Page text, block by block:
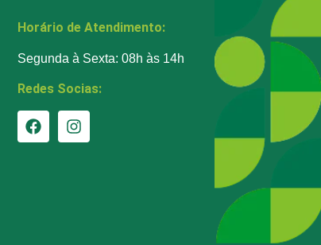
Horário de Atendimento:
Segunda à Sexta: 08h às 14h
Redes Socias: